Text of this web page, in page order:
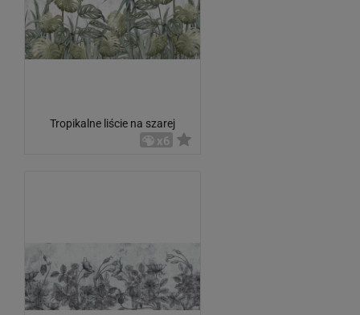
Tropikalne liście na szarej
x6